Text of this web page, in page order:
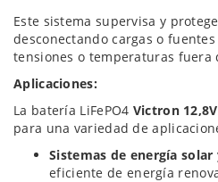
Este sistema supervisa y
desconectando cargas o
tensiones o temperaturas fuera
Aplicaciones:
La batería LiFePO4 Victron
para una variedad de
Sistemas de energía solar
eficiente de energía